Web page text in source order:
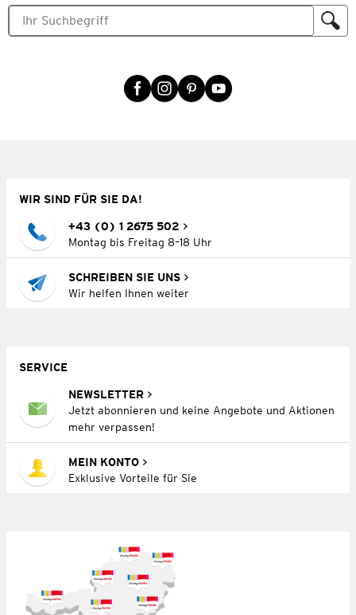
WIR SIND FÜR SIE DA!
+43 (0) 1 2675 502
Montag bis Freitag 8–18 Uhr
SCHREIBEN SIE UNS
Wir helfen Ihnen weiter
SERVICE
NEWSLETTER
Jetzt abonnieren und keine Angebote und Aktionen
mehr verpassen!
MEIN KONTO
Exklusive Vorteile für Sie